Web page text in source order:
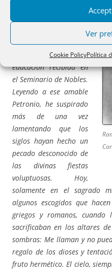
Ver
Cookie PolicyPolítica
amado a los clásicos
casi tanto como a las
mujeres. Es la
educación recibida en
el Seminario de Nobles.
Leyendo a ese amable
Petronio, he suspirado
más de una vez
lamentando que los
siglos hayan hecho un
pecado desconocido de
las divinas fiestas
voluptuosas. Hoy,
solamente en el sagrado
algunos escogidos que
griegos y romanos, cuando
sacrificaban en los altares
sombras: Me llaman y no
regalo de los dioses y
fruto hermético. El cielo,